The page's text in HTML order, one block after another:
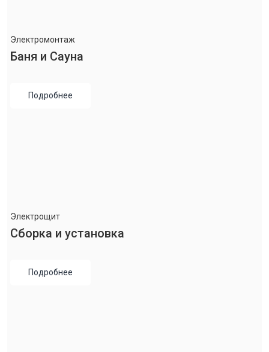
Электромонтаж
Баня и Сауна
Подробнее
Электрощит
Сборка и установка
Подробнее